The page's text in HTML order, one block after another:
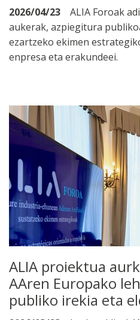
2026/04/23
ALIA Foroak
aukerak, azpiegitura
ezartzeko ekimen
enpresa eta erakundeei.
ALIA proiektua
AAren Europako
publiko irekia eta